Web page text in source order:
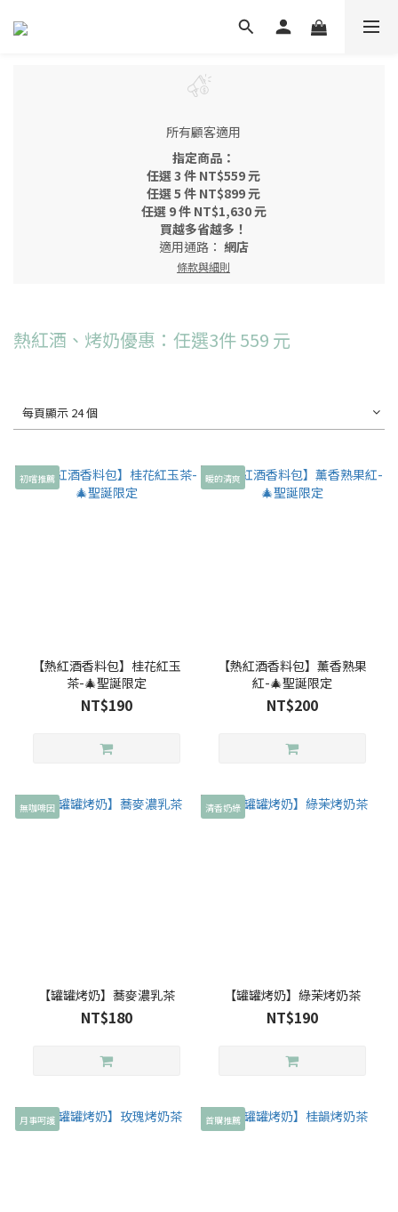
所有顧客適用
指定商品：
任選 3 件 NT$559 元
任選 5 件 NT$899 元
任選 9 件 NT$1,630 元
買越多省越多！
適用通路： 網店
條款與細則
熱紅酒、烤奶優惠：任選3件 559 元
每頁顯示 24 個
初嚐推薦
【熱紅酒香料包】桂花紅玉
茶-🎄聖誕限定
NT$190
暖的清爽
【熱紅酒香料包】薰香熟果
紅-🎄聖誕限定
NT$200
無咖啡因
【罐罐烤奶】蕎麥濃乳茶
NT$180
清香奶綠
【罐罐烤奶】綠茉烤奶茶
NT$190
月事呵護 首購推薦